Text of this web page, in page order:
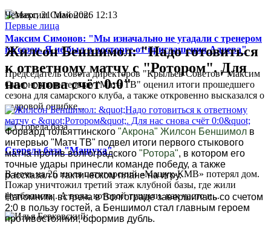
Максим Симонов: "Мы изначально не угадали с тренером
на сезон. Я не был в восторге от приглашения Адиева"
Председатель совета директоров "Крыльев Советов" Максим
Симонов в интервью "Матч ТВ" оценил итоги прошедшего
сезона для самарского клуба, а также откровенно высказался о
кадровой ошибке...
Сгорела база "Машука"
В ночь на 26 июля пятигорский «Машук-КМВ» потерял дом.
Пожар уничтожил третий этаж клубной базы, где жили
футболисты. А вода, которой тушили, как часто и...
Четверг, 21 Май 2026 12:13
Первые лица
Жилсон Беншимол: "Надо готовиться
к ответному матчу с "Ротором". Для
нас снова счёт 0:0"
Форвард тольяттинского "Акрона" Жилсон Беншимол в
интервью "Матч ТВ" подвел итоги первого стыкового
матча против волгоградского "Ротора", в котором его
точные удары принесли команде победу, а также
рассказал о тактическом плане на игру.
Напомним, встреча в Волгограде завершилась со счетом
2:0 в пользу гостей, а Беншимол стал главным героем
противостояния, оформив дубль.